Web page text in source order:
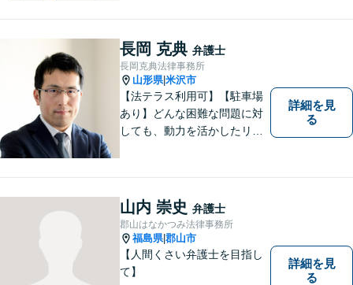
長岡 克典 弁護士
長岡克典法律事務所
山形県|米沢市
【法テラス利用可】【駐車場
あり】どんな困難な問題に対
しても、動力を活かしたリー
いた案件は1日でも早く解決す
るよう努力することで早期解
決を目指します。 お気軽にご
相談ください。
詳細を見
る
山内 崇史 弁護士
郡山はなかつみ法律事務所
福島県|郡山市
【人間くさい弁護士を目指し
て】
詳細を見
る